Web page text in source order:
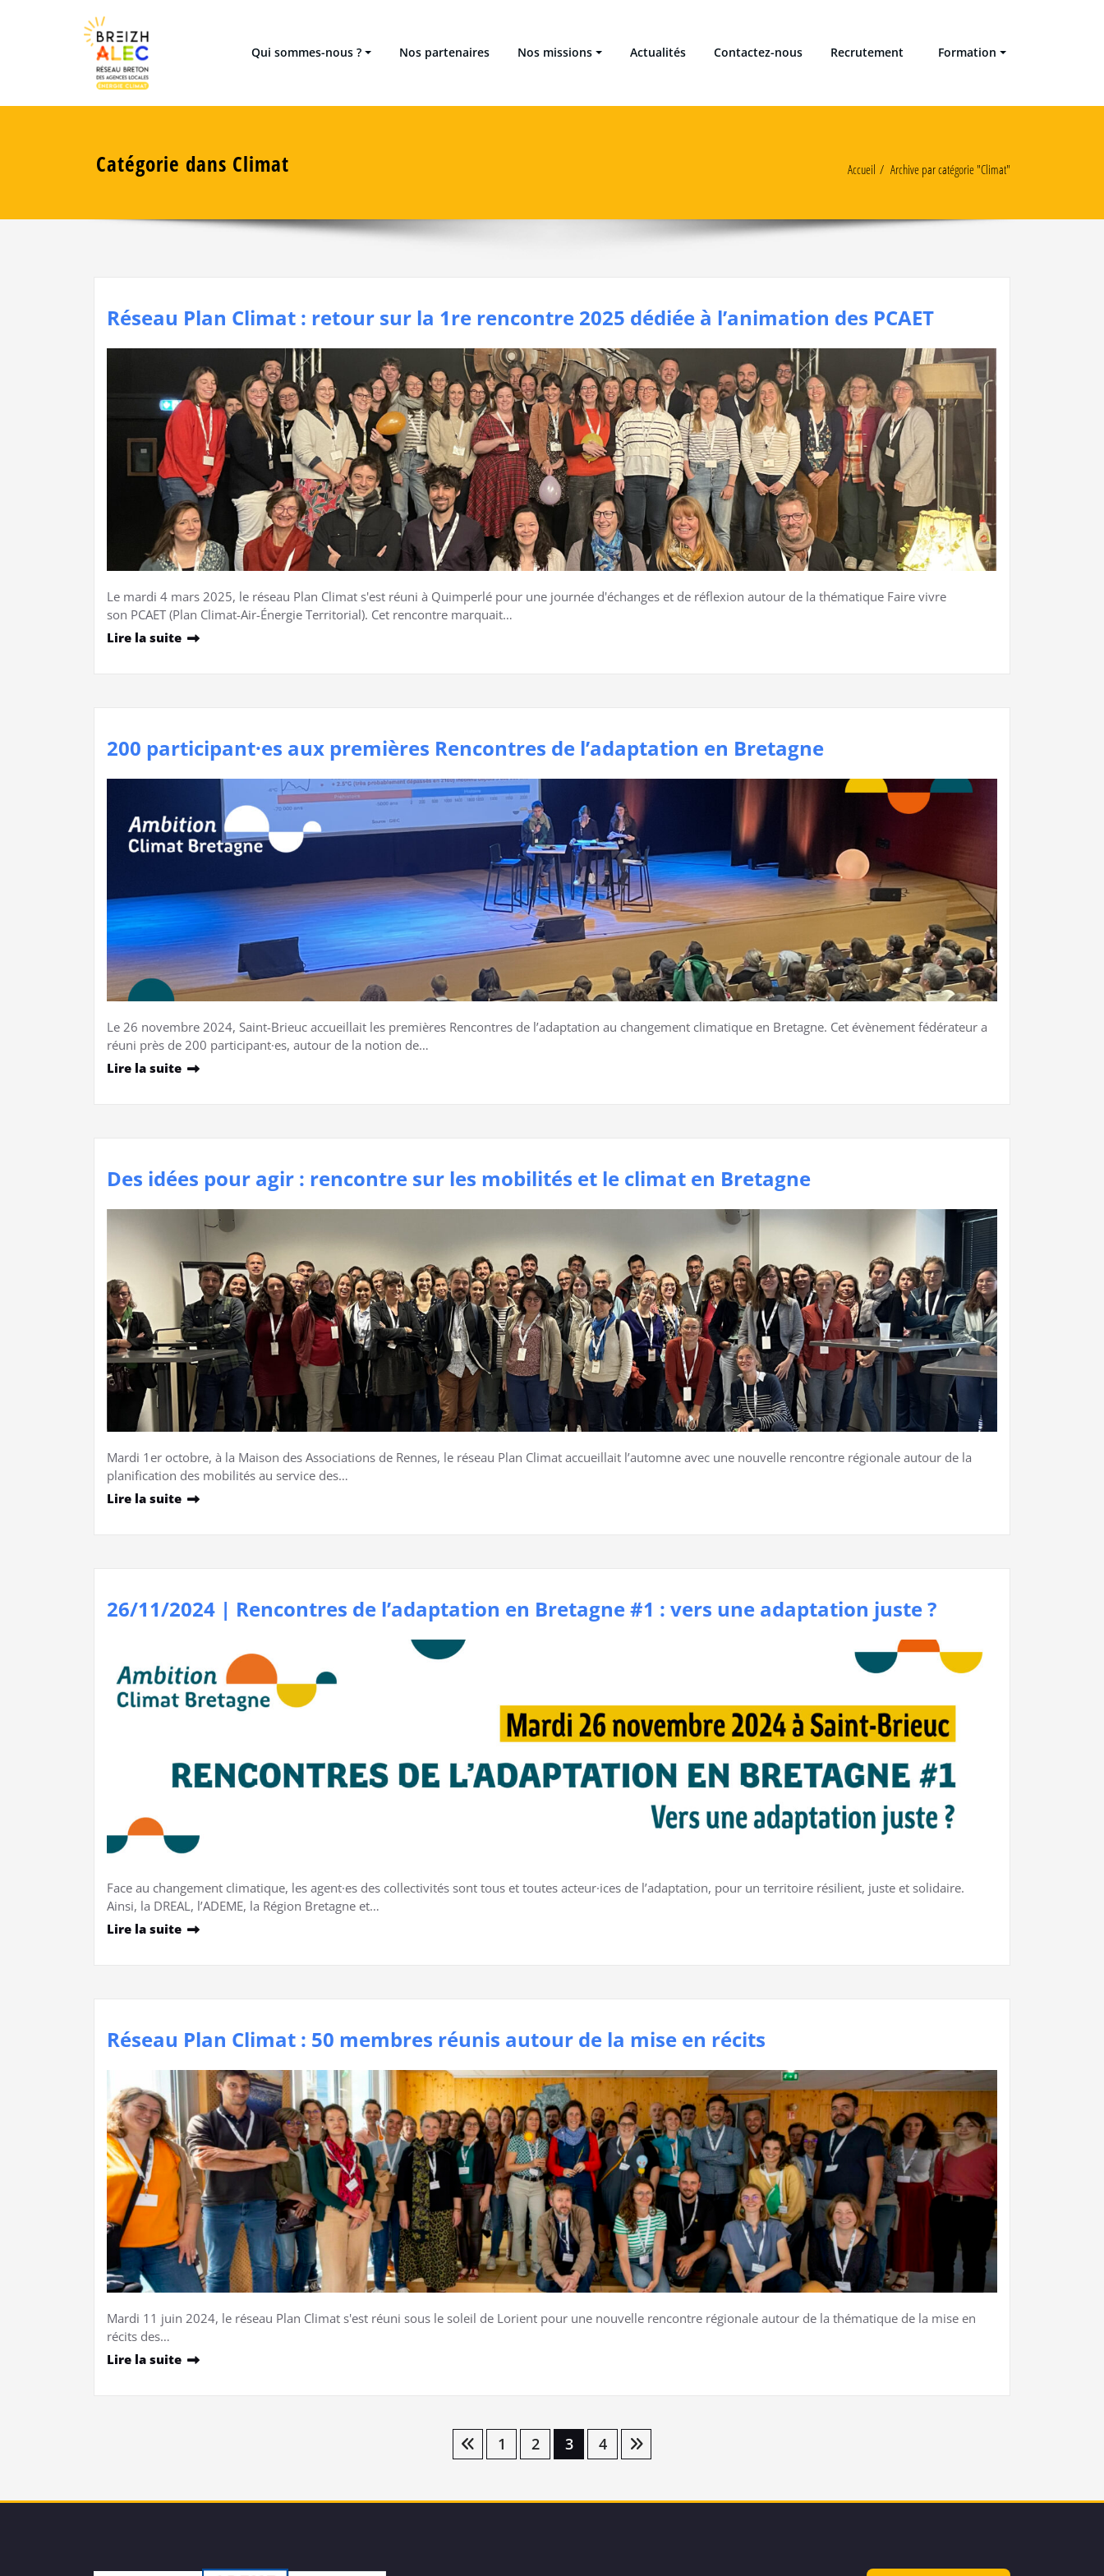
Qui sommes-nous ? Nos partenaires Nos missions Actualités Contactez-nous Recrutement Formation
Catégorie dans Climat Accueil Archive par catégorie "Climat"
Réseau Plan Climat : retour sur la 1re rencontre 2025 dédiée à l’animation des PCAET
Le mardi 4 mars 2025, le réseau Plan Climat s'est réuni à Quimperlé pour une journée d'échanges et de réflexion autour de la thématique Faire vivre
son PCAET (Plan Climat-Air-Énergie Territorial). Cet rencontre marquait…
Lire la suite
200 participant·es aux premières Rencontres de l’adaptation en Bretagne
Le 26 novembre 2024, Saint-Brieuc accueillait les premières Rencontres de l’adaptation au changement climatique en Bretagne. Cet évènement fédérateur a
réuni près de 200 participant·es, autour de la notion de…
Lire la suite
Des idées pour agir : rencontre sur les mobilités et le climat en Bretagne
Mardi 1er octobre, à la Maison des Associations de Rennes, le réseau Plan Climat accueillait l’automne avec une nouvelle rencontre régionale autour de la
planification des mobilités au service des…
Lire la suite
26/11/2024 | Rencontres de l’adaptation en Bretagne #1 : vers une adaptation juste ?
Face au changement climatique, les agent·es des collectivités sont tous et toutes acteur·ices de l’adaptation, pour un territoire résilient, juste et solidaire.
Ainsi, la DREAL, l’ADEME, la Région Bretagne et…
Lire la suite
Réseau Plan Climat : 50 membres réunis autour de la mise en récits
Mardi 11 juin 2024, le réseau Plan Climat s'est réuni sous le soleil de Lorient pour une nouvelle rencontre régionale autour de la thématique de la mise en
récits des…
Lire la suite
1 2 3 4